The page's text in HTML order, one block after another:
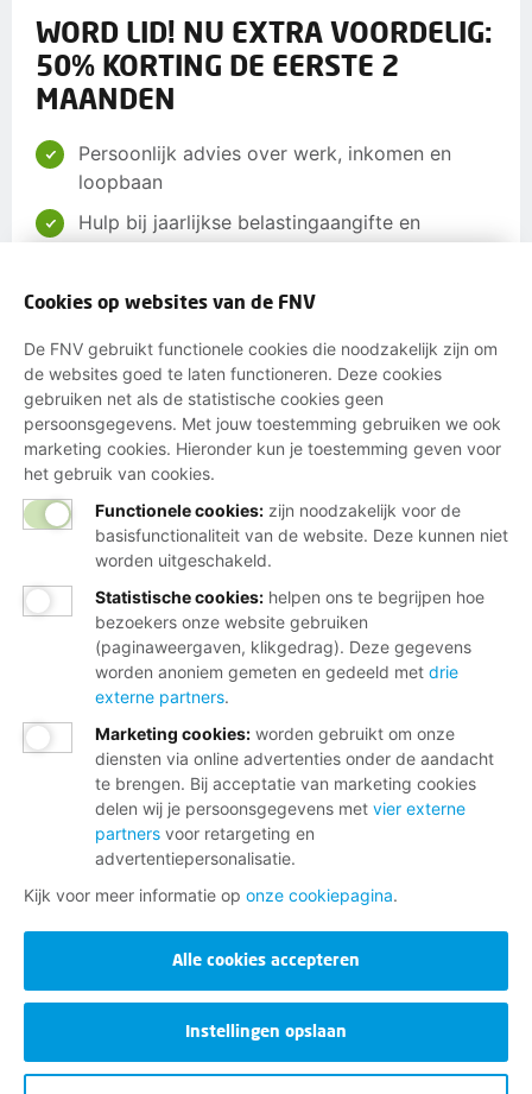
WORD LID! NU EXTRA VOORDELIG:
50% KORTING DE EERSTE 2
MAANDEN
Persoonlijk advies over werk, inkomen en
loopbaan
Hulp bij jaarlijkse belastingaangifte en
Ondersteuning bij beroepsziekten en
letselschade
Invloed op jouw arbeidsvoorwaarden via je
Begeleiding bij Wao, Wajong, Wia, Ziekte- en
Participatiewet
Korting op verzekeringen, energie,
boodschappen en meer
Word lid
Of maak een ander lid en verdien een tientje
Wij helpen je graag
Bij al je vragen over werk, inkomen en
lidmaatschap.
Neem contact op met de FNV
Vragen over het lidmaatschap
Cookies op websites van de FNV
De FNV gebruikt functionele cookies die noodzakelijk zijn om
de websites goed te laten functioneren. Deze cookies
gebruiken net als de statistische cookies geen
persoonsgegevens. Met jouw toestemming gebruiken we ook
marketing cookies. Hieronder kun je toestemming geven voor
het gebruik van cookies.
Functionele cookies: zijn noodzakelijk voor de
basisfunctionaliteit van de website. Deze kunnen niet
worden uitgeschakeld.
Statistische cookies: helpen ons te begrijpen hoe
bezoekers onze website gebruiken
(paginaweergaven, klikgedrag). Deze gegevens
worden anoniem gemeten en gedeeld met drie
externe partners.
Marketing cookies: worden gebruikt om onze
diensten via online advertenties onder de aandacht
te brengen. Bij acceptatie van marketing cookies
delen wij je persoonsgegevens met vier externe
partners voor retargeting en
advertentiepersonalisatie.
Kijk voor meer informatie op onze cookiepagina.
Alle cookies accepteren
Instellingen opslaan